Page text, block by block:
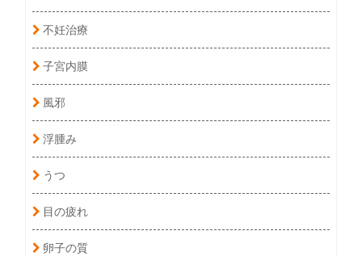
不妊治療
子宮内膜
風邪
浮腫み
うつ
目の疲れ
卵子の質